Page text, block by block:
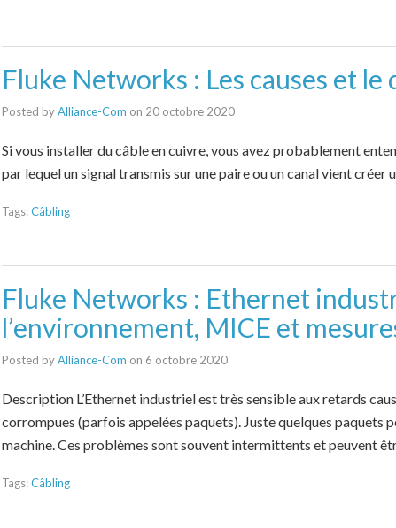
Fluke Networks : Les causes et le
Posted byAlliance-Com on 20 octobre 2020
Si vous installer du câble en cuivre, vous avez probablement
par lequel un signal transmis sur une paire ou un canal vient créer
Tags:Câbling
Fluke Networks : Ethernet
l’environnement, MICE et
Posted byAlliance-Com on 6 octobre 2020
Description L’Ethernet industriel est très sensible aux retards
corrompues (parfois appelées paquets). Juste quelques paquets
machine. Ces problèmes sont souvent intermittents et peuvent
Tags:Câbling